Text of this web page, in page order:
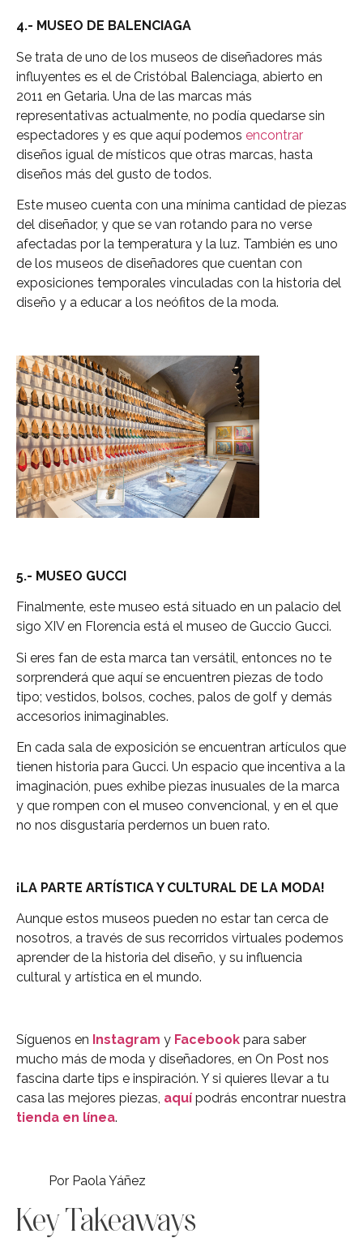
4.- MUSEO DE BALENCIAGA
Se trata de uno de los museos de diseñadores más
influyentes es el de Cristóbal Balenciaga, abierto en
2011 en Getaria. Una de las marcas más
representativas actualmente, no podía quedarse sin
espectadores y es que aquí podemos encontrar
diseños igual de místicos que otras marcas, hasta
diseños más del gusto de todos.
Este museo cuenta con una mínima cantidad de piezas
del diseñador, y que se van rotando para no verse
afectadas por la temperatura y la luz. También es uno
de los museos de diseñadores que cuentan con
exposiciones temporales vinculadas con la historia del
diseño y a educar a los neófitos de la moda.
5.- MUSEO GUCCI
Finalmente, este museo está situado en un palacio del
sigo XIV en Florencia está el museo de Guccio Gucci.
Si eres fan de esta marca tan versátil, entonces no te
sorprenderá que aquí se encuentren piezas de todo
tipo; vestidos, bolsos, coches, palos de golf y demás
accesorios inimaginables.
En cada sala de exposición se encuentran artículos que
tienen historia para Gucci. Un espacio que incentiva a la
imaginación, pues exhibe piezas inusuales de la marca
y que rompen con el museo convencional, y en el que
no nos disgustaría perdernos un buen rato.
¡LA PARTE ARTÍSTICA Y CULTURAL DE LA MODA!
Aunque estos museos pueden no estar tan cerca de
nosotros, a través de sus recorridos virtuales podemos
aprender de la historia del diseño, y su influencia
cultural y artística en el mundo.
Síguenos en Instagram y Facebook para saber
mucho más de moda y diseñadores, en On Post nos
fascina darte tips e inspiración. Y si quieres llevar a tu
casa las mejores piezas, aquí podrás encontrar nuestra
tienda en línea.
Por Paola Yáñez
Key Takeaways